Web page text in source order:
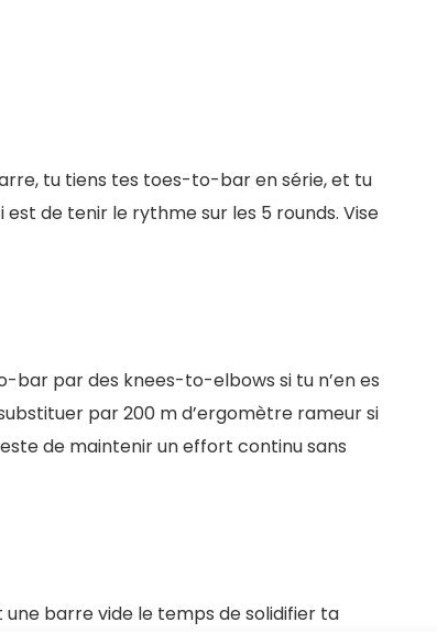
tu tiens tes toes-to-bar en série, et tu
de tenir le rythme sur les 5 rounds. Vise
bar par des knees-to-elbows si tu n’en es
par 200 m d’ergomètre rameur si
de maintenir un effort continu sans
barre vide le temps de solidifier ta